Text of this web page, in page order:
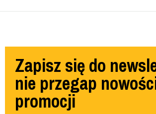
Zapisz się do
nie przegap
promocji